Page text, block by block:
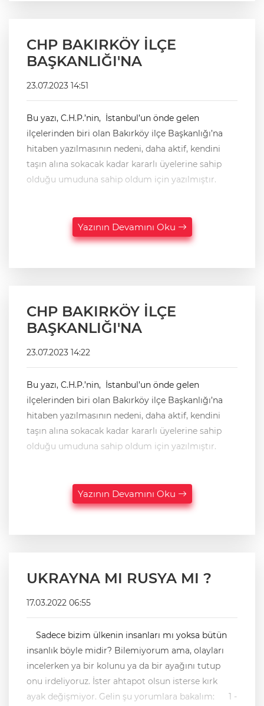
CHP BAKIRKÖY İLÇE
BAŞKANLIĞI'NA
23.07.2023 14:51
Bu yazı, C.H.P.’nin, İstanbul’un önde gelen
ilçelerinden biri olan Bakırköy ilçe Başkanlığı’na
hitaben yazılmasının nedeni, daha aktif, kendini
taşın alına sokacak kadar kararlı üyelerine sahip
olduğu umuduna sahip oldum için yazılmıştır.
Yazının Devamını Oku
CHP BAKIRKÖY İLÇE
BAŞKANLIĞI'NA
23.07.2023 14:22
Bu yazı, C.H.P.’nin, İstanbul’un önde gelen
ilçelerinden biri olan Bakırköy ilçe Başkanlığı’na
hitaben yazılmasının nedeni, daha aktif, kendini
taşın alına sokacak kadar kararlı üyelerine sahip
olduğu umuduna sahip oldum için yazılmıştır.
Yazının Devamını Oku
UKRAYNA MI RUSYA MI ?
17.03.2022 06:55
Sadece bizim ülkenin insanları mı yoksa bütün
insanlık böyle midir? Bilemiyorum ama, olayları
incelerken ya bir kolunu ya da bir ayağını tutup
onu irdeliyoruz. İster ahtapot olsun isterse kırk
ayak değişmiyor. Gelin şu yorumlara bakalım: 1 -